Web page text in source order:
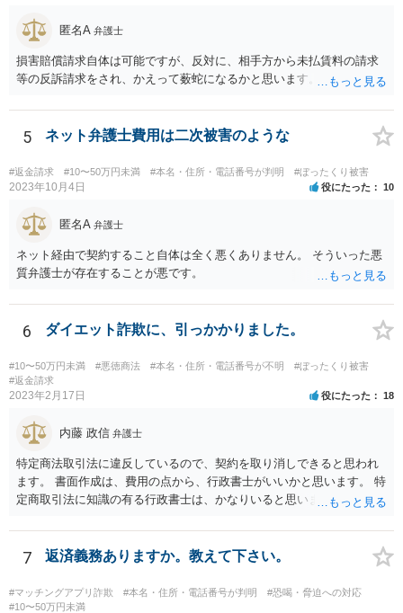
匿名A 弁護士
損害賠償請求自体は可能ですが、反対に、相手方から未払賃料の請求
等の反訴請求をされ、かえって薮蛇になるかと思います。
5 ネット弁護士費用は二次被害のような
#返金請求 #10〜50万円未満 #本名・住所・電話番号が判明 #ぼったくり被害
2023年10月4日 役にたった 10
匿名A 弁護士
ネット経由で契約すること自体は全く悪くありません。 そういった悪
質弁護士が存在することが悪です。
6 ダイエット詐欺に、引っかかりました。
#10〜50万円未満 #悪徳商法 #本名・住所・電話番号が不明
#ぼったくり被害
#返金請求
2023年2月17日 役にたった 18
内藤 政信 弁護士
特定商法取引法に違反しているので、契約を取り消しできると思われ
ます。 書面作成は、費用の点から、行政書士がいいかと思います。 特
定商取引法に知識の有る行政書士は、かなりいると思います。 問い合
7 返済義務ありますか。教えて下さい。
#マッチングアプリ詐欺 #本名・住所・電話番号が判明
#恐喝・脅迫への対応
#10〜50万円未満